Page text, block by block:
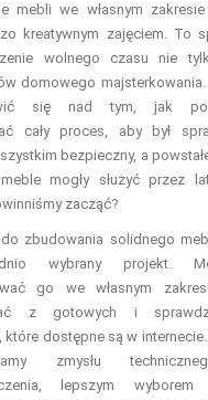
mebli we własnym
kreatywnym zajęciem. To
wolnego czasu nie
domowego majsterkowania.
się nad tym, jak
cały proces, aby był
bezpieczny, a
mogły służyć przez
zacząć?
zbudowania solidnego
wybrany projekt.
go we własnym
z gotowych i
które dostępne są w
zmysłu
lepszym wyborem